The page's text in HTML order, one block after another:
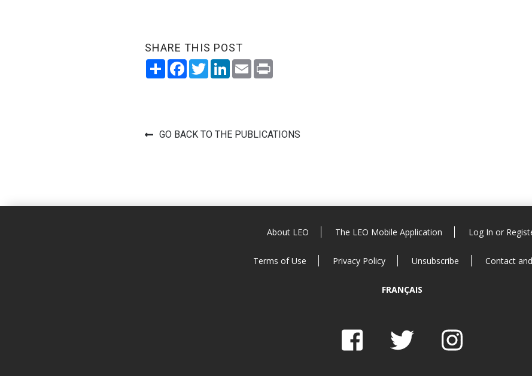
SHARE THIS POST
ShareFacebook
TwitterLinkedIn
Email
GO BACK TO THE PUBLICATIONS
About LEO The LEO Mobile Application Log In or
Terms of Use Privacy Policy Unsubscribe Contact
FRANÇAIS